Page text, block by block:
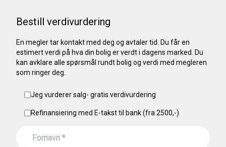
Bestill verdivurdering
En megler tar kontakt med deg og avtaler tid. Du får en
estimert verdi på hva din bolig er verdt i dagens marked. Du
kan avklare alle spørsmål rundt bolig og verdi med megleren
som ringer deg.
Jeg vurderer salg- gratis verdivurdering
Refinansiering med E-takst til bank (fra 2500,-)